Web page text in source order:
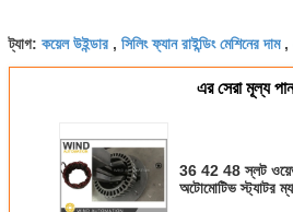
ট্যাগ: কয়েল উইন্ডার , সিলিং ফ্যান রাইন্ডিং মেশিনের দাম,
এর সেরা মূল্য পান
36 42 48 স্লট ওয়েভ
অটোমোটিভ স্ট্যাটর